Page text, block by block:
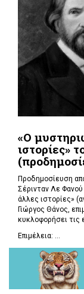
«Ο
ιστορίες»
Προδημοσίευση
Σέρινταν Λε
άλλες ιστορίες»
Γιώργος Θάνος,
κυκλοφορήσει τις
Επιμέλεια: ...